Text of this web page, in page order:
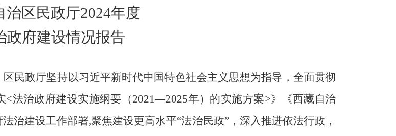
治区民政厅2024年度
政府建设情况报告
民政厅坚持以习近平新时代中国特色社会主义思想为指导，全面贯彻
法治政府建设实施纲要（2021—2025年）的实施方案>》《西藏自治
治建设工作部署,聚焦建设更高水平“法治民政”，深入推进依法行政，